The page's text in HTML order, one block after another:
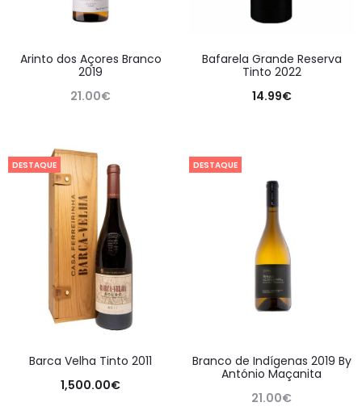
Arinto dos Açores Branco
2019
21.00€
Bafarela Grande Reserva
Tinto 2022
14.99€
DESTAQUE
Barca Velha Tinto 2011
1,500.00€
DESTAQUE
Branco de Indígenas 2019 By
António Maçanita
21.00€